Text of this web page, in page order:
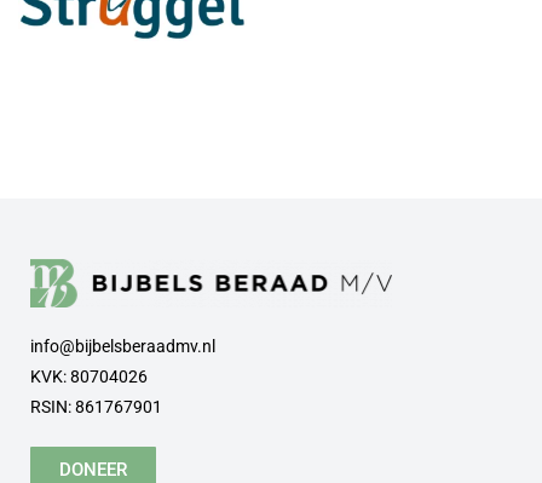
info@bijbelsberaadmv.nl
KVK: 80704026
RSIN: 861767901
DONEER